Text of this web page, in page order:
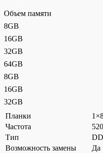
Объем памяти
8GB
16GB
32GB
64GB
8GB
16GB
32GB
Планки
Частота
Тип
Возможность замены
Да